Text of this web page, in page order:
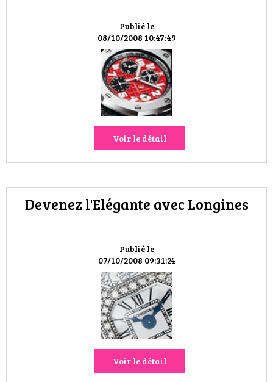
Publié le
08/10/2008 10:47:49
Voir le détail
Publié le
07/10/2008 09:31:24
Devenez l'Elégante avec Longines
Voir le détail